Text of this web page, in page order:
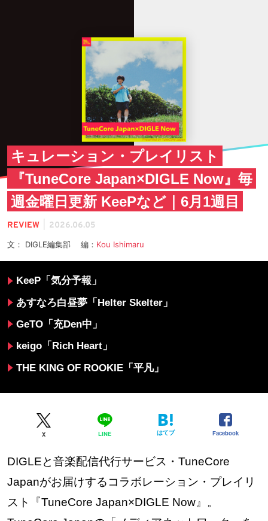
キュレーション・プレイリスト
『TuneCore Japan×DIGLE Now』毎
週金曜日更新 KeePなど｜6月1週目
REVIEW 2026.06.05
文： DIGLE編集部 編： Kou Ishimaru
KeeP「気分予報」
あすなろ白昼夢「Helter Skelter」
GeTO「充Den中」
keigo「Rich Heart」
THE KING OF ROOKIE「平凡」
X LINE はてブ Facebook
DIGLEと音楽配信代行サービス・TuneCore
Japanがお届けするコラボレーション・プレイリ
スト『TuneCore Japan×DIGLE Now』。